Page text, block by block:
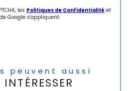
les Politiques de Confidentialité et
de Google s'appliquent.
peuvent aussi